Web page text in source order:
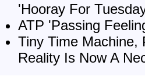
'Hooray For
ATP 'Passing
Tiny Time Machine,
Reality Is Now A